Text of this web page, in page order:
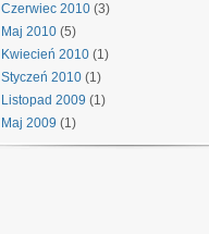
Czerwiec 2010 (3)
Maj 2010 (5)
Kwiecień 2010 (1)
Styczeń 2010 (1)
Listopad 2009 (1)
Maj 2009 (1)